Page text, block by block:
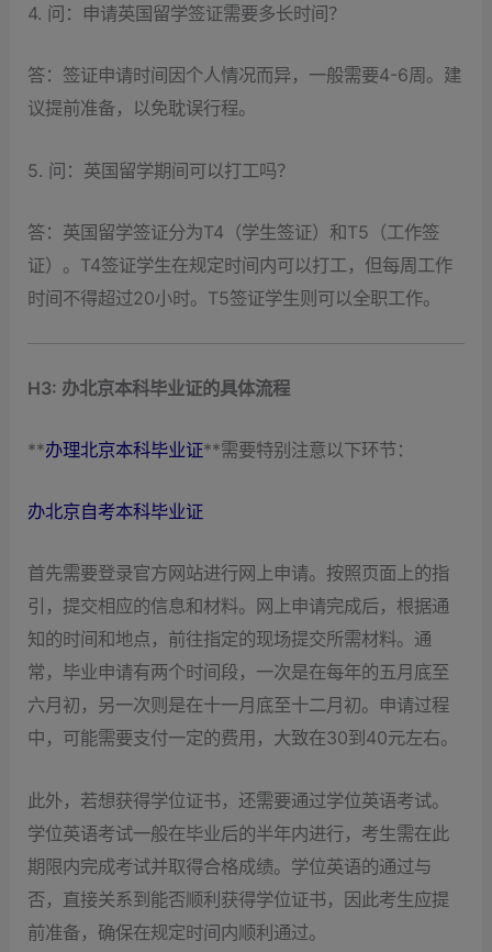
4. 问：申请英国留学签证需要多长时间？
答：签证申请时间因个人情况而异，一般需要4-6周。建
议提前准备，以免耽误行程。
5. 问：英国留学期间可以打工吗？
答：英国留学签证分为T4（学生签证）和T5（工作签
证）。T4签证学生在规定时间内可以打工，但每周工作
时间不得超过20小时。T5签证学生则可以全职工作。
H3: 办北京本科毕业证的具体流程
**办理北京本科毕业证**需要特别注意以下环节：
办北京自考本科毕业证
首先需要登录官方网站进行网上申请。按照页面上的指
引，提交相应的信息和材料。网上申请完成后，根据通
知的时间和地点，前往指定的现场提交所需材料。通
常，毕业申请有两个时间段，一次是在每年的五月底至
六月初，另一次则是在十一月底至十二月初。申请过程
中，可能需要支付一定的费用，大致在30到40元左右。
此外，若想获得学位证书，还需要通过学位英语考试。
学位英语考试一般在毕业后的半年内进行，考生需在此
期限内完成考试并取得合格成绩。学位英语的通过与
否，直接关系到能否顺利获得学位证书，因此考生应提
前准备，确保在规定时间内顺利通过。